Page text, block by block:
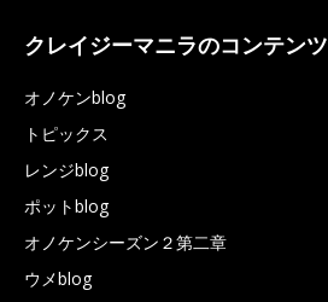
クレイジーマニラのコンテンツ
オノケンblog
トピックス
レンジblog
ポットblog
オノケンシーズン２第二章
ウメblog